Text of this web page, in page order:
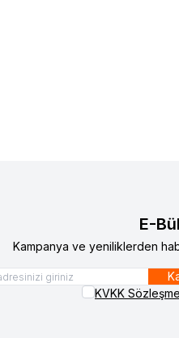
E-
Kampanya ve yeniliklerden
KVKK